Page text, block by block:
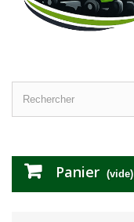
Panier (vide)